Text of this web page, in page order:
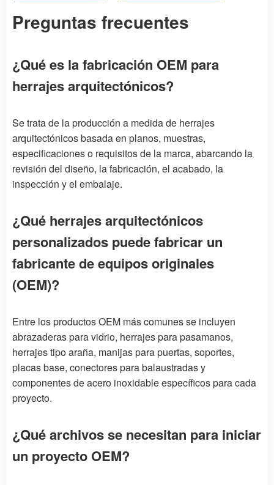
Preguntas frecuentes
¿Qué es la fabricación OEM para
herrajes arquitectónicos?
Se trata de la producción a medida de herrajes
arquitectónicos basada en planos, muestras,
especificaciones o requisitos de la marca, abarcando la
revisión del diseño, la fabricación, el acabado, la
inspección y el embalaje.
¿Qué herrajes arquitectónicos
personalizados puede fabricar un
fabricante de equipos originales
(OEM)?
Entre los productos OEM más comunes se incluyen
abrazaderas para vidrio, herrajes para pasamanos,
herrajes tipo araña, manijas para puertas, soportes,
placas base, conectores para balaustradas y
componentes de acero inoxidable específicos para cada
proyecto.
¿Qué archivos se necesitan para iniciar
un proyecto OEM?